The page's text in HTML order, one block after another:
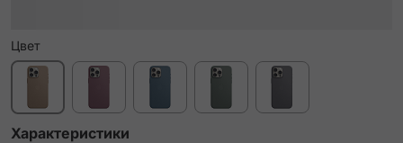
Цвет
Характеристики